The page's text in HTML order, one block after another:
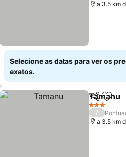
a 3.5 km
Selecione as datas para ver os
exatos.
Partilhar
Tamanu
3 Estrelas
/
a 3.5 km